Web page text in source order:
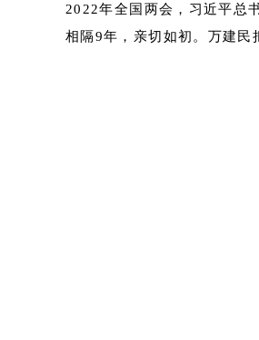
2022年全国两会，习近平总
相隔9年，亲切如初。万建民